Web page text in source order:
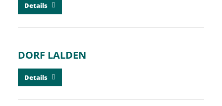
Details
DORF LALDEN
Details